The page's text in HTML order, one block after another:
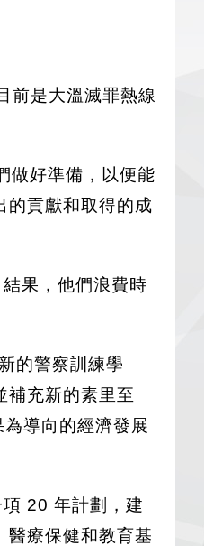
前是大溫滅罪熱線
做好準備，以便能
的貢獻和取得的成
果，他們浪費時
的警察訓練學
補充新的素里至
導向的經濟發展
20 年計劃，建
醫療保健和教育基